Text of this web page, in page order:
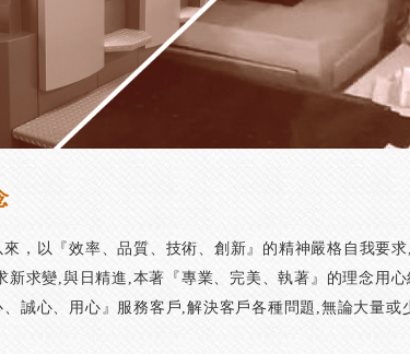
，以『效率、品質、技術、創新』的精神嚴格自我要
新求變,與日精進,本著『專業、完美、執著』的理念用心
誠心、用心』服務客戶,解決客戶各種問題,無論大量或